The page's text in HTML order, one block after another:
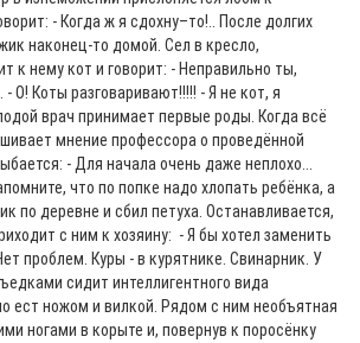
- Когда ж я сдохну–то!.. После долгих
наконец-то домой. Сел в кресло,
к нему кот и говорит: - Неправильно ты,
О! Коты разговаривают!!!!! - Я не кот, я
врач принимает первые роды. Когда всё
мнение профессора о проведённой
- Для начала очень даже неплохо...
что по попке надо хлопать ребёнка, а
по деревне и сбил петуха. Останавливается,
с ним к хозяину: - Я бы хотел заменить
проблем. Куры - в курятнике. Свинaрник. У
сидит интеллигентного видa
ест ножом и вилкой. Рядом с ним необъятнaя
ногaми в корыте и, повернув к поросёнку